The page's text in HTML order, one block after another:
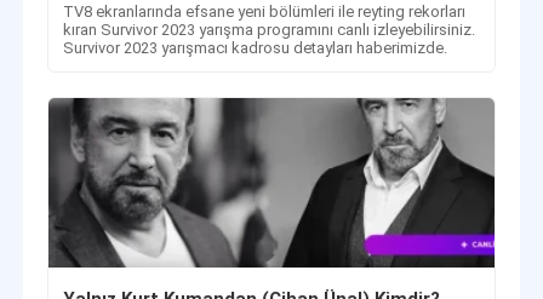
TV8 ekranlarında efsane yeni bölümleri ile reyting rekorları
kıran Survivor 2023 yarışma programını canlı izleyebilirsiniz.
Survivor 2023 yarışmacı kadrosu detayları haberimizde.